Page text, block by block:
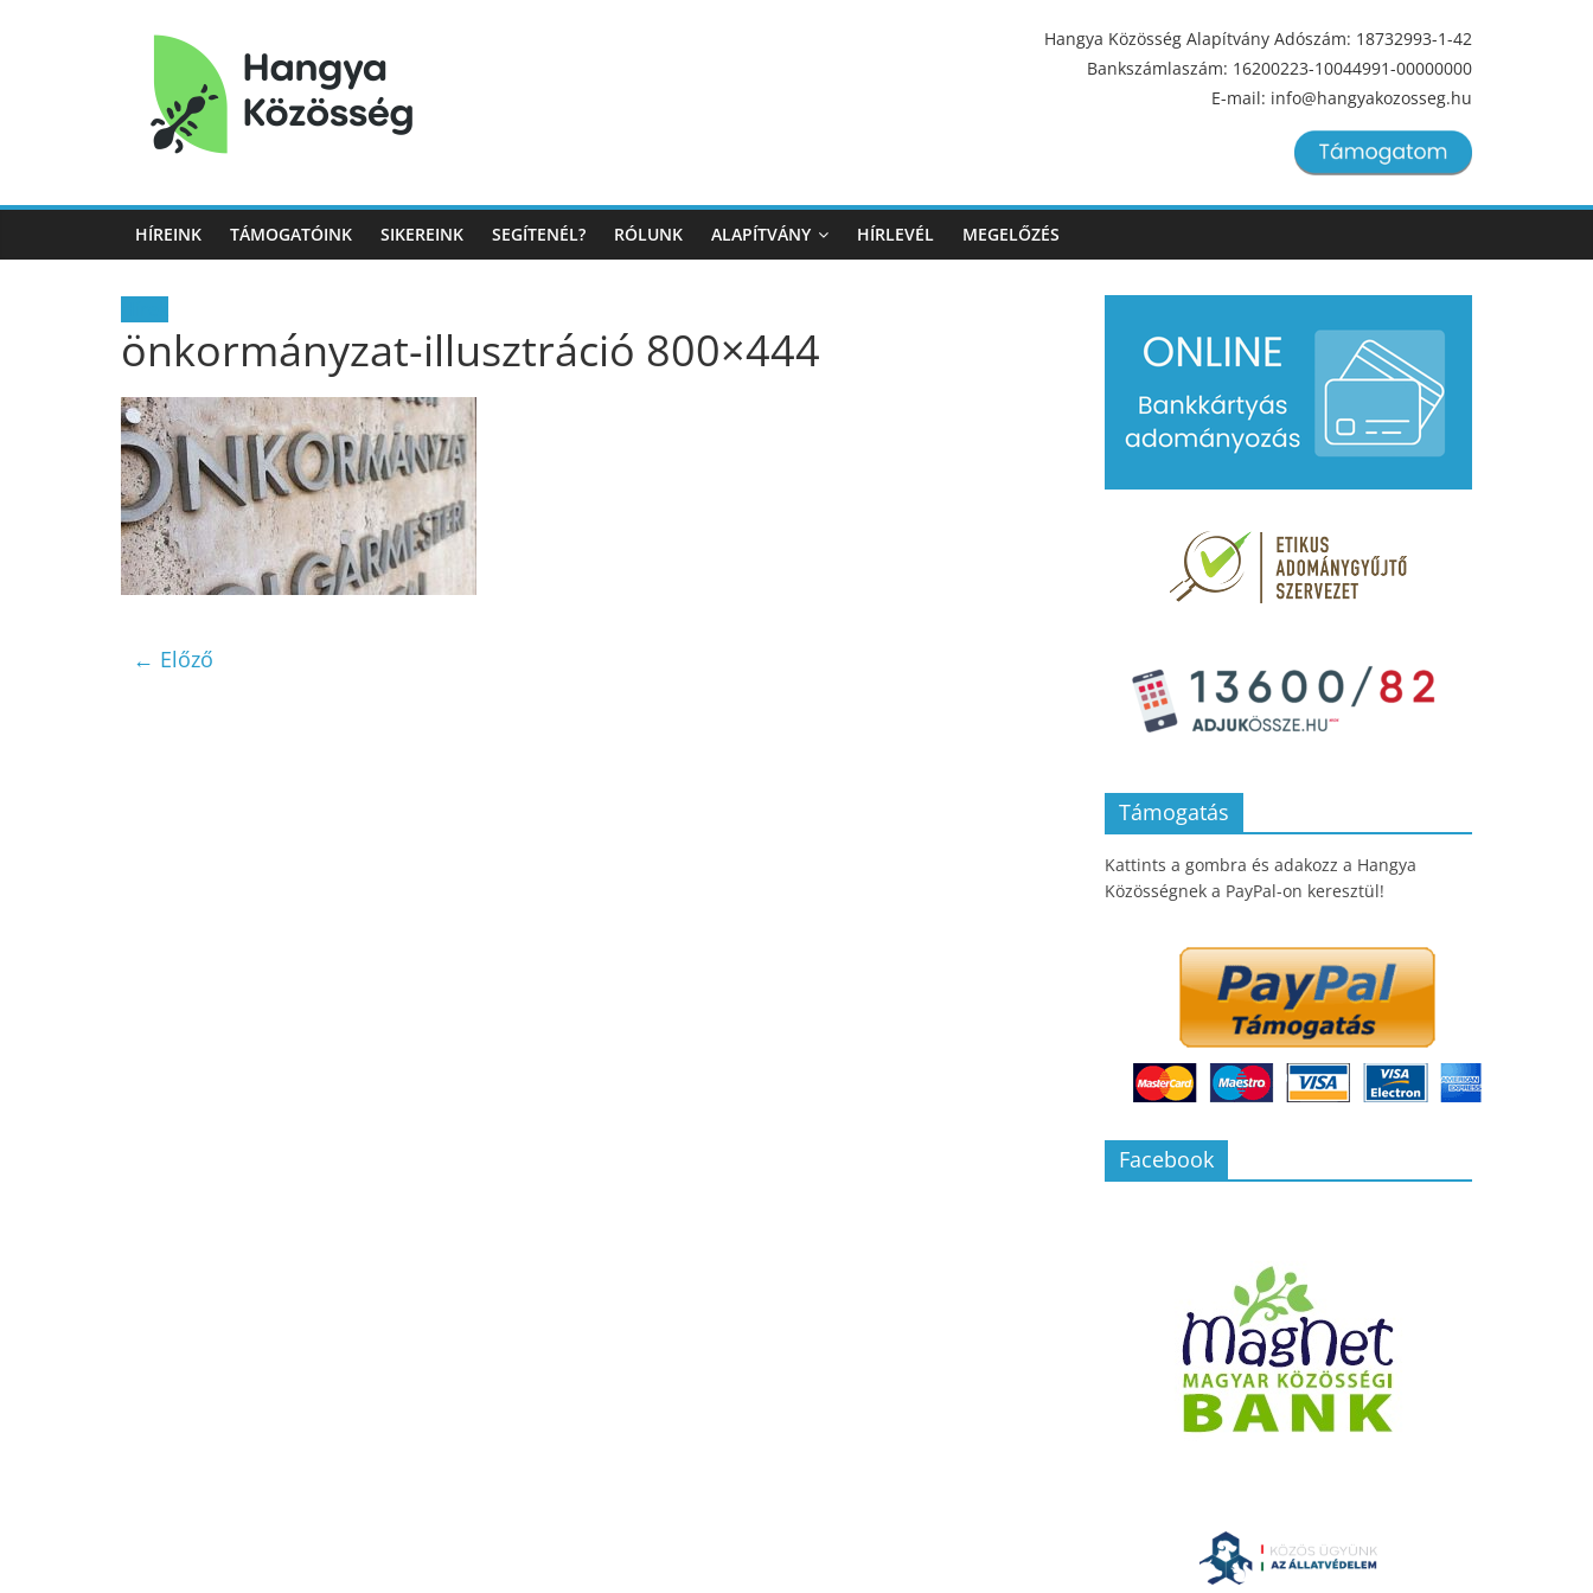
Hangya
Közösség
Hangya
Közösség
Hangya Közösség Alapítvány Adószám: 18732993-1-42
Bankszámlaszám: 16200223-10044991-00000000
E-mail: info@hangyakozosseg.hu
HÍREINK TÁMOGATÓINK SIKEREINK SEGÍTENÉL? RÓLUNK ALAPÍTVÁNY HÍRLEVÉL MEGELŐZÉS
önkormányzat-illusztráció 800×444
← Előző
Támogatás
Kattints a gombra és adakozz a Hangya
Közösségnek a PayPal-on keresztül!
Facebook